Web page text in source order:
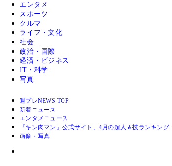
エンタメ
スポーツ
クルマ
ライフ・文化
社会
政治・国際
経済・ビジネス
IT・科学
写真
週プレNEWS TOP
新着ニュース
エンタメニュース
『キン肉マン』公式サイト、4月の超人＆技ランキン
画像・写真